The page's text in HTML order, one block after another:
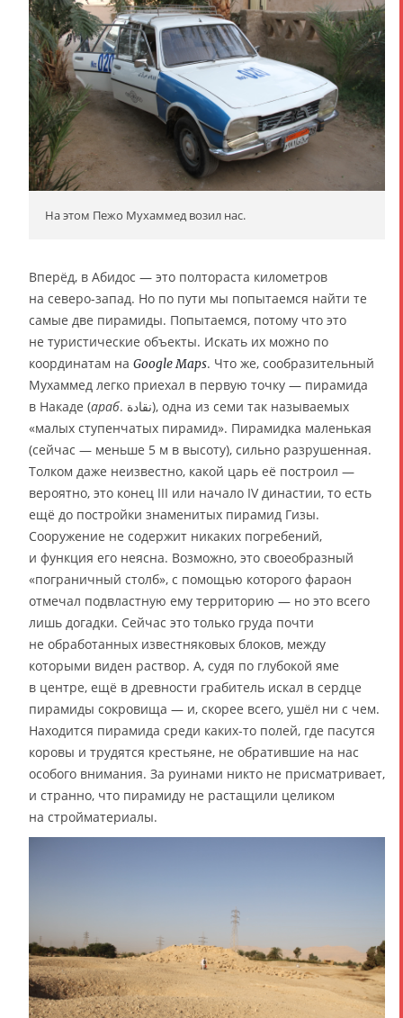
На этом Пежо Мухаммед возил нас.
Вперёд, в Абидос — это полтораста километров
на северо-запад. Но по пути мы попытаемся найти те
самые две пирамиды. Попытаемся, потому что это
не туристические объекты. Искать их можно по
координатам на Google Maps. Что же, сообразительный
Мухаммед легко приехал в первую точку — пирамида
в Накаде (араб. نقادة), одна из семи так называемых
«малых ступенчатых пирамид». Пирамидка маленькая
(сейчас — меньше 5 м в высоту), сильно разрушенная.
Толком даже неизвестно, какой царь её построил —
вероятно, это конец III или начало IV династии, то есть
ещё до постройки знаменитых пирамид Гизы.
Сооружение не содержит никаких погребений,
и функция его неясна. Возможно, это своеобразный
«пограничный столб», с помощью которого фараон
отмечал подвластную ему территорию — но это всего
лишь догадки. Сейчас это только груда почти
не обработанных известняковых блоков, между
которыми виден раствор. А, судя по глубокой яме
в центре, ещё в древности грабитель искал в сердце
пирамиды сокровища — и, скорее всего, ушёл ни с чем.
Находится пирамида среди каких-то полей, где пасутся
коровы и трудятся крестьяне, не обратившие на нас
особого внимания. За руинами никто не присматривает,
и странно, что пирамиду не растащили целиком
на стройматериалы.